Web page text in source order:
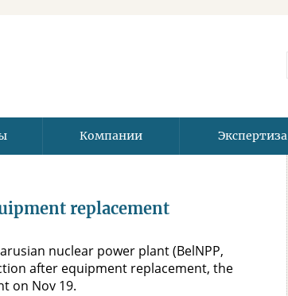
Компании Экспертиза
replacement
nuclear power plant (BelNPP,
after equipment replacement, the
on Nov 19.